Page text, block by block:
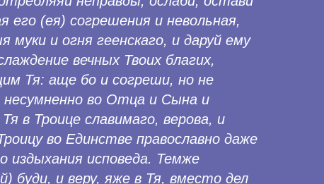
его (ея) согрешения и невольная,
муки и огня геенскаго, и даруй ему
вечных Твоих благих,
Тя: аще бо и согреши, но не
во Отца и Сына и
в Троице славимаго, верова, и
во Единстве православно даже
издыхания исповеда. Темже
буди, и веру, яже в Тя, вместо дел